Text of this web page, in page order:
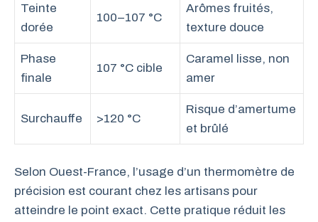
Teinte
dorée
100–107 °C
Arômes fruités,
texture douce
Phase
finale
107 °C cible
Caramel lisse, non
amer
Surchauffe >120 °C
Risque d’amertume
et brûlé
Selon Ouest-France, l’usage d’un thermomètre de
précision est courant chez les artisans pour
atteindre le point exact. Cette pratique réduit les